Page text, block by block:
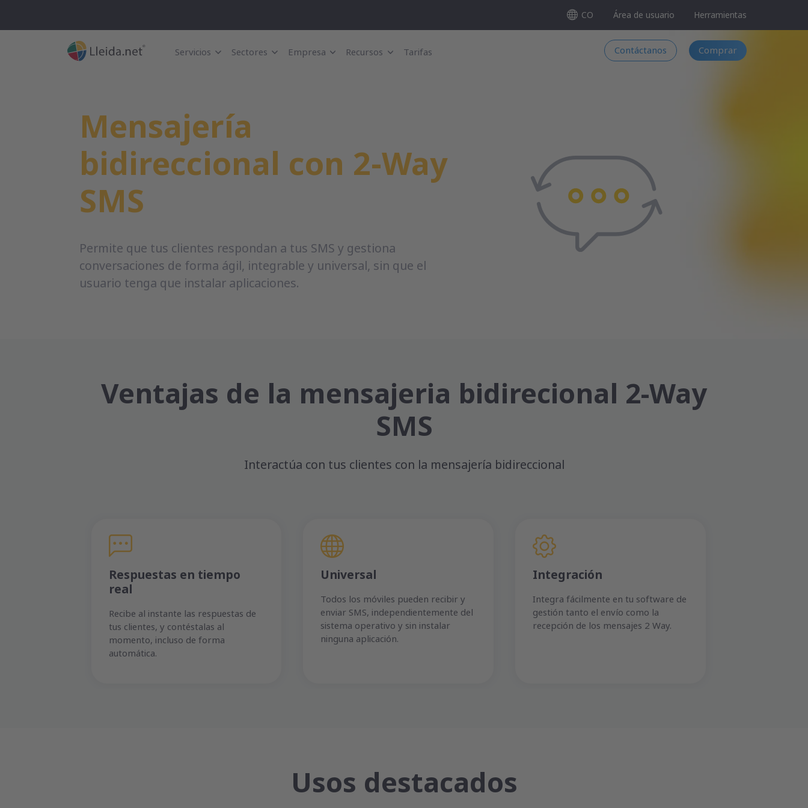
CO Área de usuario Herramientas
Servicios Sectores Empresa Recursos Tarifas Contáctanos Comprar
Mensajería
bidireccional con 2-Way
SMS
Permite que tus clientes respondan a tus SMS y gestiona
conversaciones de forma ágil, integrable y universal, sin que el
usuario tenga que instalar aplicaciones.
Ventajas de la mensajeria bidirecional 2-Way
SMS
Interactúa con tus clientes con la mensajería bidireccional
Respuestas en tiempo
real
Recibe al instante las respuestas de
tus clientes, y contéstalas al
momento, incluso de forma
automática.
Universal
Todos los móviles pueden recibir y
enviar SMS, independientemente del
sistema operativo y sin instalar
ninguna aplicación.
Integración
Integra fácilmente en tu software de
gestión tanto el envío como la
recepción de los mensajes 2 Way.
Usos destacados